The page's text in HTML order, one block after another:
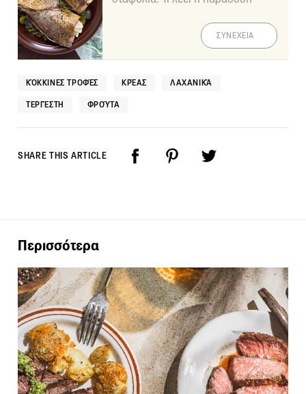
ΣΥΝΕΧΕΙΑ
ΚΌΚΚΙΝΕΣ ΤΡΟΦΈΣ ΚΡΈΑΣ ΛΑΧΑΝΙΚΆ
ΤΕΡΓΈΣΤΗ ΦΡΟΎΤΑ
SHARE THIS ARTICLE
Περισσότερα